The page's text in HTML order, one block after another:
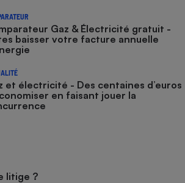
Gaz & Électricité gratuit -
baisser votre facture annuelle
et électricité - Des centaines d’euros
en faisant jouer la
litige ?